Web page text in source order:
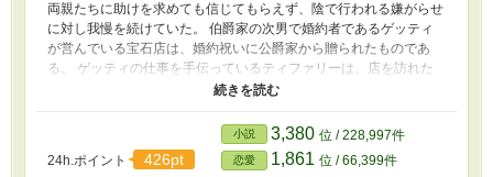
両親たちに助けを求めても信じてもらえず、陰で行われる嫌がらせ
に対し我慢を続けていた。 伯爵家の次男で婚約者であるゲッティ
が営んでいる宝石店は、婚約祝いに公爵家から贈られたものであ
る。 ゲッティの仕事を手伝っているティファリーは、店を訪れた
際、彼とティファリーの姉のノーリーとの逢引シーンを目撃してし
まう。 その場で二人を問い詰めるが、お互いに恋愛感情はないと
言いはり、ノーリーはティファリーを嘲笑う。 ゲッティにほのか
な恋心を抱いていたティファリーは、心に深い傷を負い涙する。し
かし、彼女は一晩寝たら気持ちを切り替えることができるタイプだ
24h.ポイント 426pt
小説 3,380 位 / 228,997件
恋愛 1,861 位 / 66,399件